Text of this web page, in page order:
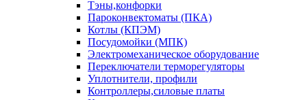
Тэны,конфорки
Пароконвектоматы (ПКА)
Котлы (КПЭМ)
Посудомойки (МПК)
Электромеханическое оборудование
Переключатели терморегуляторы
Уплотнители, профили
Контроллеры,силовые платы